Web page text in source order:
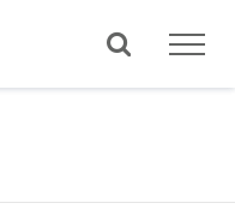
Meklēt